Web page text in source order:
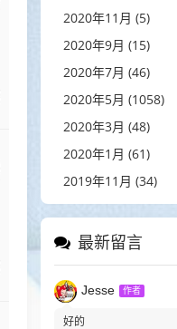
2020年11月 (5)
2020年9月 (15)
2020年7月 (46)
2020年5月 (1058)
2020年3月 (48)
2020年1月 (61)
2019年11月 (34)
最新留言
Jesse 作者
好的